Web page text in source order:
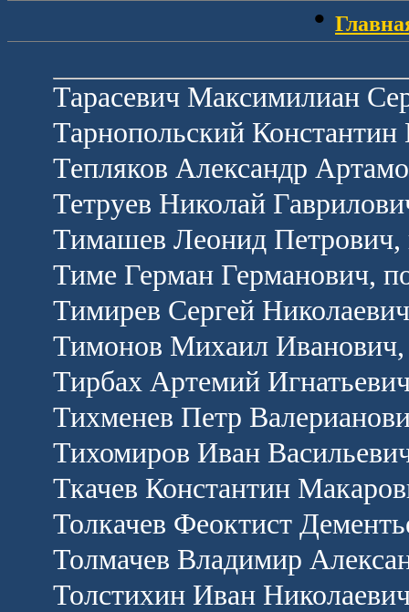
•
Тарасевич Максимилиан
Тарнопольский Константин
Тепляков Александр
Тетруев Николай
Тимашев Леонид Петрович,
Тиме Герман Германович,
Тимирев Сергей
Тимонов Михаил Иванович,
Тирбах Артемий
Тихменев Петр
Тихомиров Иван
Ткачев Константин
Толкачев Феоктист
Толмачев Владимир
Толстихин Иван